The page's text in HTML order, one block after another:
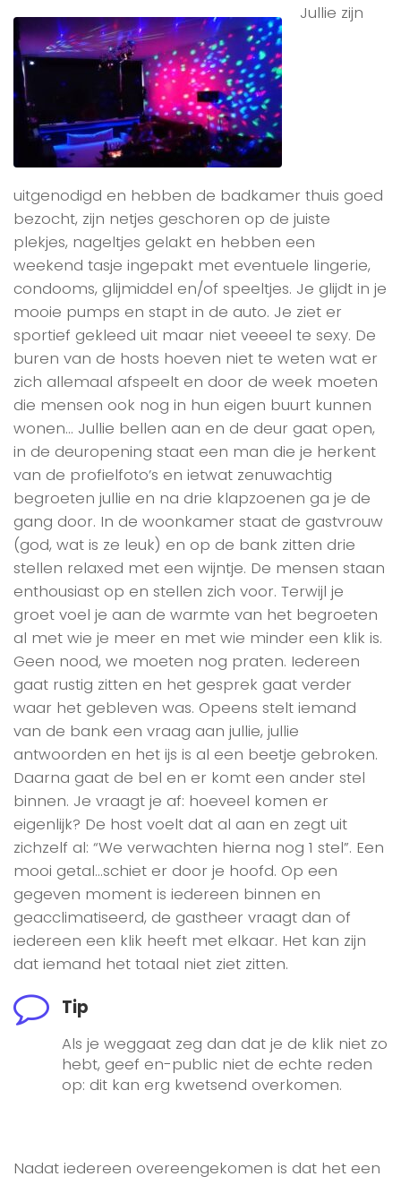
Jullie zijn
uitgenodigd en hebben de badkamer thuis goed
bezocht, zijn netjes geschoren op de juiste
plekjes, nageltjes gelakt en hebben een
weekend tasje ingepakt met eventuele lingerie,
condooms, glijmiddel en/of speeltjes. Je glijdt in je
mooie pumps en stapt in de auto. Je ziet er
sportief gekleed uit maar niet veeeel te sexy. De
buren van de hosts hoeven niet te weten wat er
zich allemaal afspeelt en door de week moeten
die mensen ook nog in hun eigen buurt kunnen
wonen… Jullie bellen aan en de deur gaat open,
in de deuropening staat een man die je herkent
van de profielfoto’s en ietwat zenuwachtig
begroeten jullie en na drie klapzoenen ga je de
gang door. In de woonkamer staat de gastvrouw
(god, wat is ze leuk) en op de bank zitten drie
stellen relaxed met een wijntje. De mensen staan
enthousiast op en stellen zich voor. Terwijl je
groet voel je aan de warmte van het begroeten
al met wie je meer en met wie minder een klik is.
Geen nood, we moeten nog praten. Iedereen
gaat rustig zitten en het gesprek gaat verder
waar het gebleven was. Opeens stelt iemand
van de bank een vraag aan jullie, jullie
antwoorden en het ijs is al een beetje gebroken.
Daarna gaat de bel en er komt een ander stel
binnen. Je vraagt je af: hoeveel komen er
eigenlijk? De host voelt dat al aan en zegt uit
zichzelf al: “We verwachten hierna nog 1 stel”. Een
mooi getal…schiet er door je hoofd. Op een
gegeven moment is iedereen binnen en
geacclimatiseerd, de gastheer vraagt dan of
iedereen een klik heeft met elkaar. Het kan zijn
dat iemand het totaal niet ziet zitten.
Tip
Als je weggaat zeg dan dat je de klik niet zo
hebt, geef en-public niet de echte reden
op: dit kan erg kwetsend overkomen.
Nadat iedereen overeengekomen is dat het een